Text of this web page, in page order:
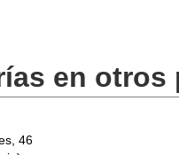
en otros
46